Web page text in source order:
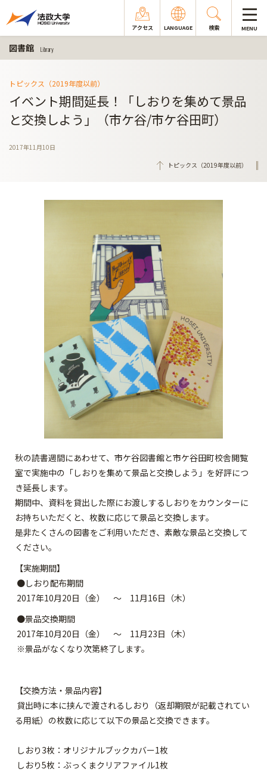
アクセス LANGUAGE 検索 MENU
図書館 Library
トピックス（2019年度以前）
イベント期間延長！「しおりを集めて景品
と交換しよう」（市ケ谷/市ケ谷田町）
2017年11月10日
トピックス（2019年度以前）
秋の読書週間にあわせて、市ケ谷図書館と市ケ谷田町校舎閲覧
室で実施中の「しおりを集めて景品と交換しよう」を好評につ
き延長します。
期間中、資料を貸出した際にお渡しするしおりをカウンターに
お持ちいただくと、枚数に応じて景品と交換します。
是非たくさんの図書をご利用いただき、素敵な景品と交換して
ください。
【実施期間】
●しおり配布期間
2017年10月20日（金） ～ 11月16日（木）
●景品交換期間
2017年10月20日（金） ～ 11月23日（木）
※景品がなくなり次第終了します。
【交換方法・景品内容】
貸出時に本に挟んで渡されるしおり（返却期限が記載されてい
る用紙）の枚数に応じて以下の景品と交換できます。
しおり3枚：オリジナルブックカバー1枚
しおり5枚：ぶっくまクリアファイル1枚